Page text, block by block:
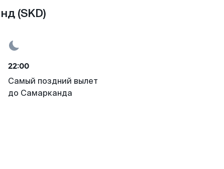
(SKD)
22:00
Самый поздний вылет
до Самарканда